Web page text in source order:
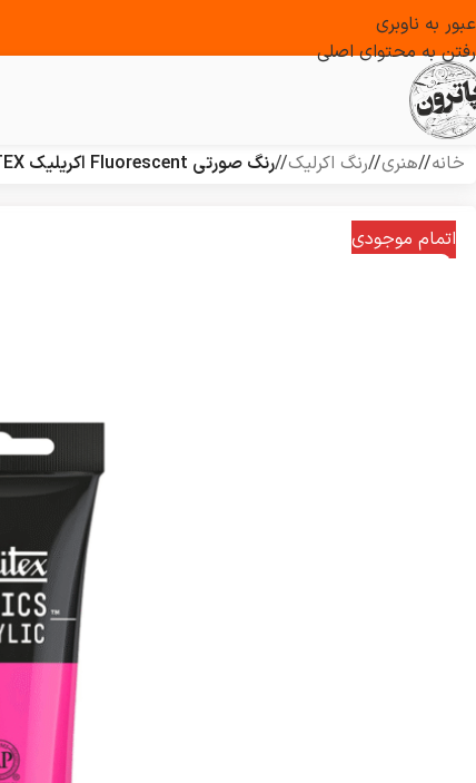
عبور به ناوبری
رفتن به محتوای اصلی
خانه/ هنری/ رنگ اکرلیک/ رنگ صورتی Fluorescent اکریلیک LIQUITEX مدل BASICS
اتمام موجودی